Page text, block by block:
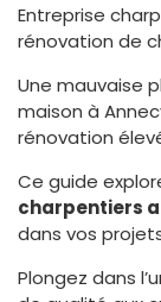
Entreprise
rénovation de
Une mauvaise
maison à
rénovation
Ce guide
charpentiers
dans vos
Plongez dans